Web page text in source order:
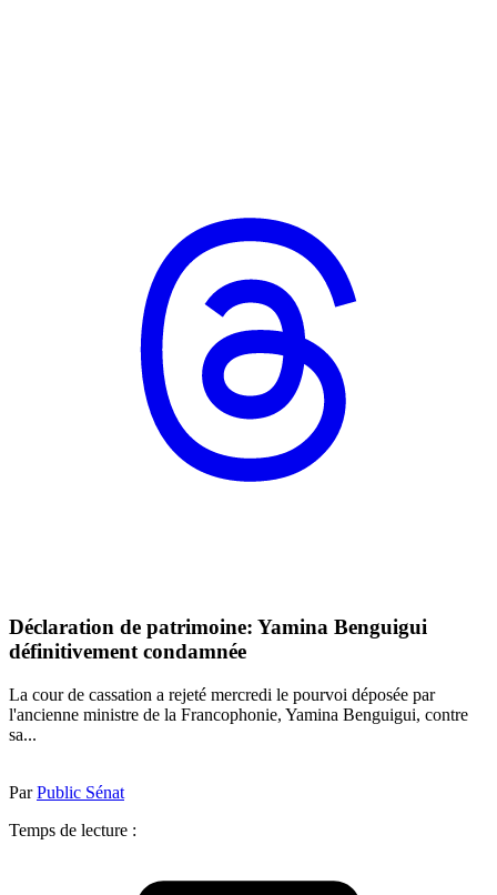
Déclaration de patrimoine: Yamina Benguigui
définitivement condamnée
La cour de cassation a rejeté mercredi le pourvoi déposée par
l'ancienne ministre de la Francophonie, Yamina Benguigui, contre
sa...
ParPublic Sénat
Temps de lecture :